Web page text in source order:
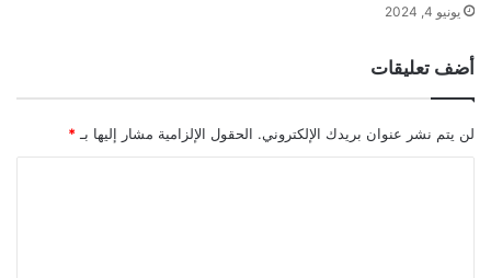
يونيو 4, 2024
أضف تعليقات
لن يتم نشر عنوان بريدك الإلكتروني. الحقول الإلزامية مشار إليها بـ *